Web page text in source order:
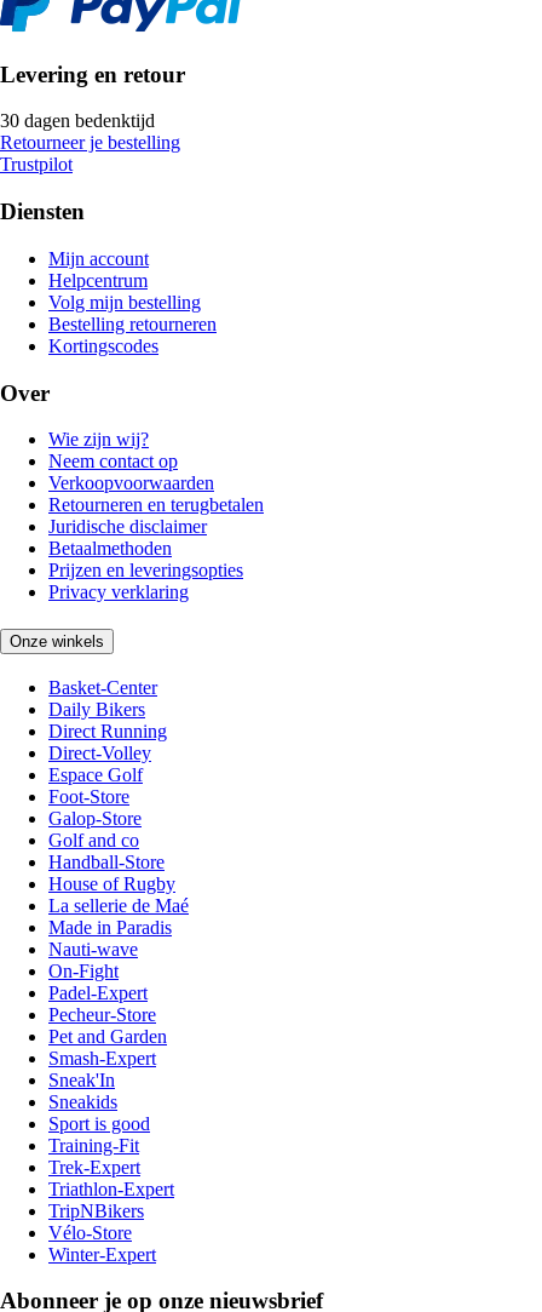
Levering en retour
30 dagen bedenktijd
Retourneer je bestelling
Trustpilot
Diensten
Mijn account
Helpcentrum
Volg mijn bestelling
Bestelling retourneren
Kortingscodes
Over
Wie zijn wij?
Neem contact op
Verkoopvoorwaarden
Retourneren en terugbetalen
Juridische disclaimer
Betaalmethoden
Prijzen en leveringsopties
Privacy verklaring
Onze winkels
Basket-Center
Daily Bikers
Direct Running
Direct-Volley
Espace Golf
Foot-Store
Galop-Store
Golf and co
Handball-Store
House of Rugby
La sellerie de Maé
Made in Paradis
Nauti-wave
On-Fight
Padel-Expert
Pecheur-Store
Pet and Garden
Smash-Expert
Sneak'In
Sneakids
Sport is good
Training-Fit
Trek-Expert
Triathlon-Expert
TripNBikers
Vélo-Store
Winter-Expert
Abonneer je op onze nieuwsbrief